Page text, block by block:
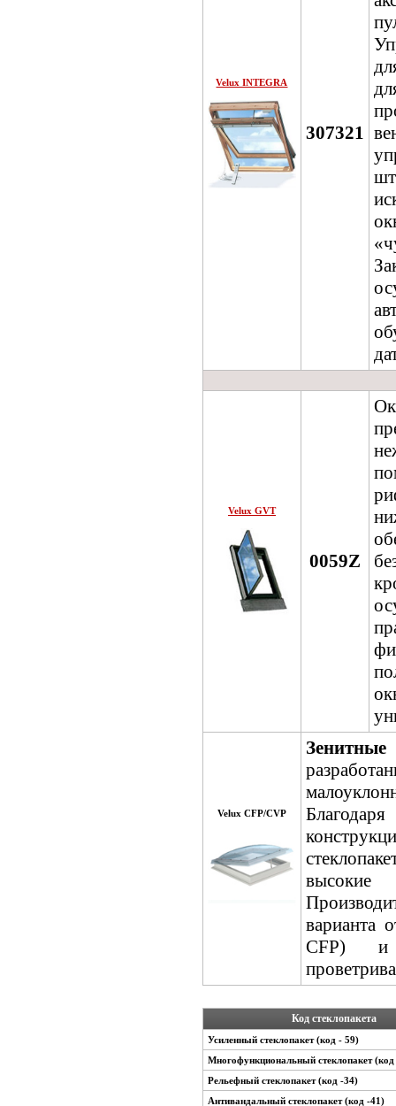
Velux INTEGRA
307321
Velux GVT
0059Z
Velux CFP/CVP
высокие
варианта
СFP) и
Код стеклопакета
Усиленный стеклопакет (код - 59)
Многофункциональный стеклопакет
Рельефный стеклопакет (код -34)
Антивандальный стеклопакет (код -41)